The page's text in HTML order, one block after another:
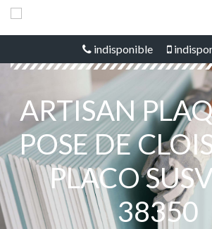
indisponible
ARTISAN
POSE DE
PLACO
38350